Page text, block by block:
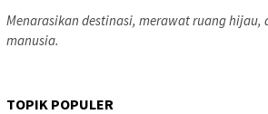
Menarasikan destinasi, merawat ruang hijau,
manusia.
TOPIK POPULER